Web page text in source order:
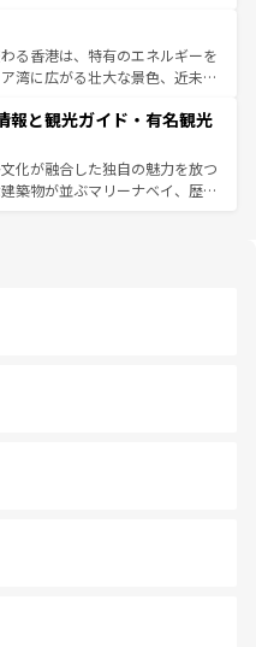
、ベトナムコーヒーなどは、ぜ
地域を訪れてもあたたかい人々
で、きっと忘れられない旅にな
部ではチェンマイなどの山岳地
ではプーケットやクラビの美し
楽しむことができる。タイ料理
で、どの季節にも異なる楽しみ
いタイの人々、仏教を中心とし
資源が、訪れる旅人を魅了し続
情報はコンテンツ一覧を参照して
る香港は、特有のエネルギーを
湾に広がる壮大な景色、近未来
るはず。観光スポットが密集し
を回れるのも魅力。息をのむよ
まで、香港を存分に楽しみ尽く
情報はコンテンツ一覧を参照して
報と観光ガイド・有名観光
化が融合した独自の魅力を放つ
築物が並ぶマリーナベイ、歴史
情を楽しめる外せないスポット